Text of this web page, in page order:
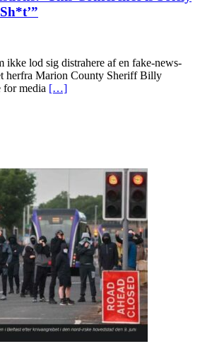
ikke lod sig distrahere af en fake-news-
herfra Marion County Sheriff Billy
for media […]